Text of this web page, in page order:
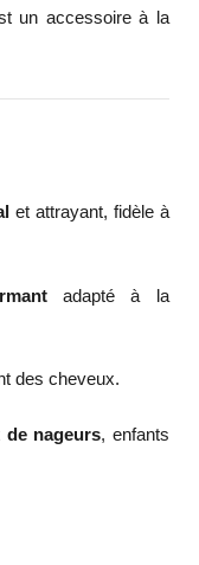
un accessoire à la
et attrayant, fidèle à
adapté à la
des cheveux.
nageurs, enfants